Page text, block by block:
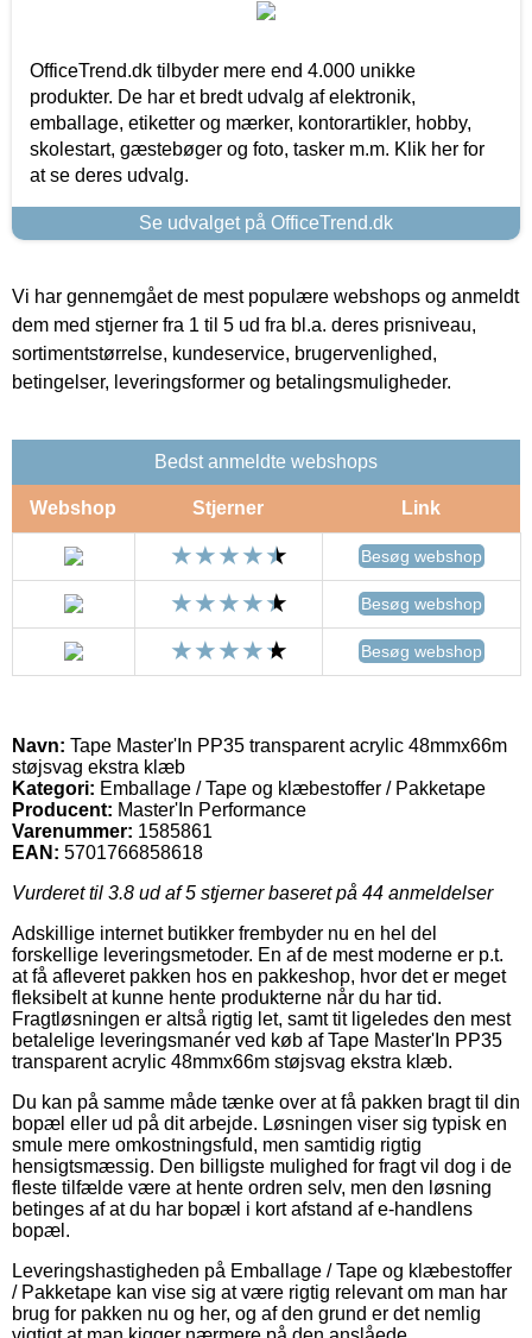
OfficeTrend.dk tilbyder mere end 4.000 unikke
produkter. De har et bredt udvalg af elektronik,
emballage, etiketter og mærker, kontorartikler, hobby,
skolestart, gæstebøger og foto, tasker m.m. Klik her for
at se deres udvalg.
Se udvalget på OfficeTrend.dk
Vi har gennemgået de mest populære webshops og anmeldt
dem med stjerner fra 1 til 5 ud fra bl.a. deres prisniveau,
sortimentstørrelse, kundeservice, brugervenlighed,
betingelser, leveringsformer og betalingsmuligheder.
Bedst anmeldte webshops
Webshop Stjerner Link
Besøg webshop
Besøg webshop
Besøg webshop
Navn: Tape Master'In PP35 transparent acrylic 48mmx66m
støjsvag ekstra klæb
Kategori: Emballage / Tape og klæbestoffer / Pakketape
Producent: Master'In Performance
Varenummer: 1585861
EAN: 5701766858618
Vurderet til 3.8 ud af 5 stjerner baseret på 44 anmeldelser
Adskillige internet butikker frembyder nu en hel del
forskellige leveringsmetoder. En af de mest moderne er p.t.
at få afleveret pakken hos en pakkeshop, hvor det er meget
fleksibelt at kunne hente produkterne når du har tid.
Fragtløsningen er altså rigtig let, samt tit ligeledes den mest
betalelige leveringsmanér ved køb af Tape Master'In PP35
transparent acrylic 48mmx66m støjsvag ekstra klæb.
Du kan på samme måde tænke over at få pakken bragt til din
bopæl eller ud på dit arbejde. Løsningen viser sig typisk en
smule mere omkostningsfuld, men samtidig rigtig
hensigtsmæssig. Den billigste mulighed for fragt vil dog i de
fleste tilfælde være at hente ordren selv, men den løsning
betinges af at du har bopæl i kort afstand af e-handlens
bopæl.
Leveringshastigheden på Emballage / Tape og klæbestoffer
/ Pakketape kan vise sig at være rigtig relevant om man har
brug for pakken nu og her, og af den grund er det nemlig